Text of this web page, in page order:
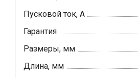
Пусковой ток, А
Гарантия
Размеры, мм
Длина, мм